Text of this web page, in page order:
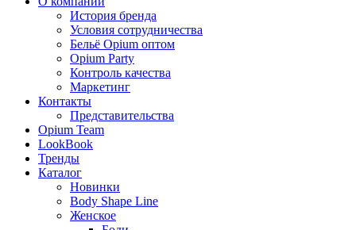
История бренда
Условия сотрудничества
Бельё Opium оптом
Opium Party
Контроль качества
Маркетинг
Контакты
Представительства
Opium Team
LookBook
Тренды
Каталог
Новинки
Body Shape Line
Женское